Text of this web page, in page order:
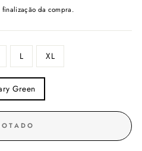
da compra.
L XL
Green